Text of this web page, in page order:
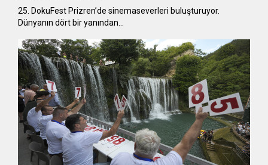
25. DokuFest Prizren’de sinemaseverleri buluşturuyor.
Dünyanın dört bir yanından…